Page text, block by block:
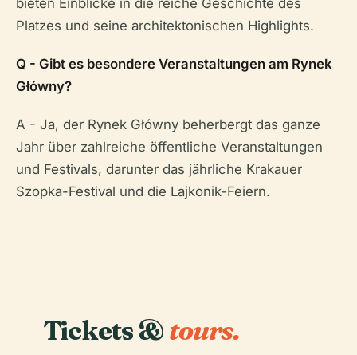
Platzes und seine architektonischen Highlights.
Q - Gibt es besondere Veranstaltungen am Rynek
Główny?
A - Ja, der Rynek Główny beherbergt das ganze
Jahr über zahlreiche öffentliche Veranstaltungen
und Festivals, darunter das jährliche Krakauer
Szopka-Festival und die Lajkonik-Feiern.
Tickets &tours.